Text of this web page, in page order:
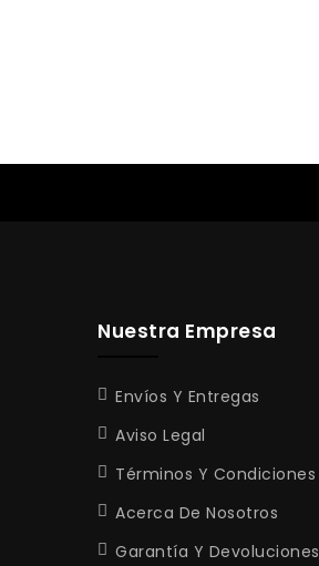
Nuestra Empresa
Envíos Y Entregas
Aviso Legal
Términos Y Condiciones
Acerca De Nosotros
Garantía Y Devoluciones